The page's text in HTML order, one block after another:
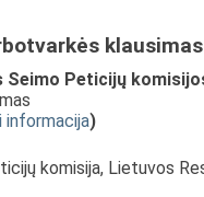
klausimas
Seimo Peticijų
informacija)
komisija, Lietuvos